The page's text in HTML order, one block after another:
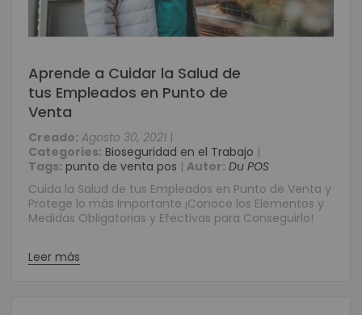
Aprende a Cuidar la Salud de
tus Empleados en Punto de
Venta
Creado: Agosto 30, 2021 |
Categories: Bioseguridad en el Trabajo |
Tags: punto de venta pos | Autor: Du POS
Cuida la Salud de tus Empleados en Punto de Venta y
Protege lo más Importante ¡Conoce los Elementos y
Medidas Obligatorias y Efectivas para Conseguirlo!
Leer más